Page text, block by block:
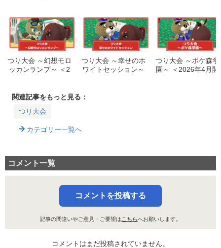
つり大会 ～幻想モロ
ッカンランプ～ ＜2
つり大会 ～幸せのホ
ワイトセッション～
つり大会 ～ポケ森学
園～ ＜2026年4月開
関連記事をもっと見る：
つり大会
カテゴリー一覧へ
コメント一覧
コメントを投稿する
記事の間違いやご意見・ご要望は こちらへお願いします。
コメントはまだ投稿されていません。